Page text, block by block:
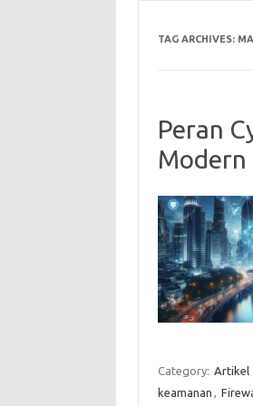
TAG ARCHIVES:
Peran
Modern
Category: Artikel
keamanan ,